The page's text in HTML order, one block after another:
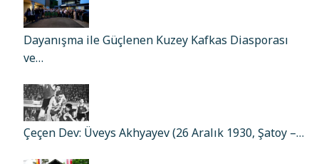
Dayanışma ile Güçlenen Kuzey Kafkas Diasporası
ve…
Çeçen Dev: Üveys Akhyayev (26 Aralık 1930, Şatoy –…